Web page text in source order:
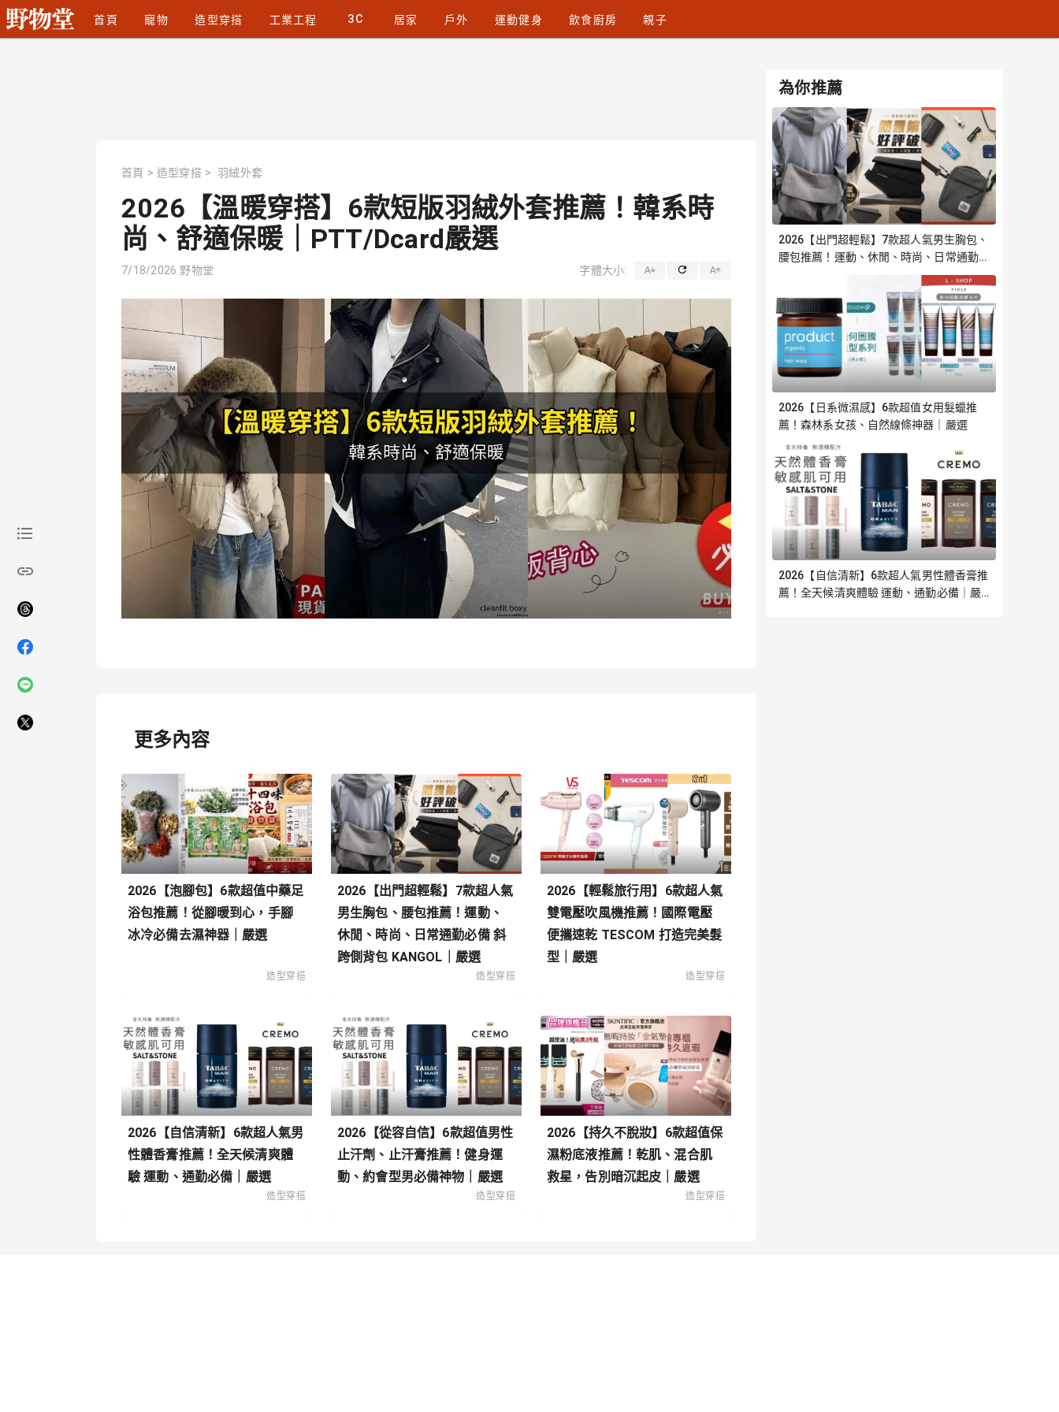
首頁 寵物 造型穿搭 工業工程 3C 居家 戶外 運動健身 飲食廚房 親子
首頁 > 造型穿搭 > 羽絨外套
2026【溫暖穿搭】6款短版羽絨外套推薦！韓系時
尚、舒適保暖｜PTT/Dcard嚴選
7/18/2026 野物堂 字體大小:
更多內容
2026【泡腳包】6款超值中藥足
浴包推薦！從腳暖到心，手腳
冰冷必備去濕神器｜嚴選
造型穿搭
2026【出門超輕鬆】7款超人氣
男生胸包、腰包推薦！運動、
休閒、時尚、日常通勤必備 斜
跨側背包 KANGOL｜嚴選
造型穿搭
2026【輕鬆旅行用】6款超人氣
雙電壓吹風機推薦！國際電壓
便攜速乾 TESCOM 打造完美髮
型｜嚴選
造型穿搭
2026【自信清新】6款超人氣男
性體香膏推薦！全天候清爽體
驗 運動、通勤必備｜嚴選
造型穿搭
2026【從容自信】6款超值男性
止汗劑、止汗膏推薦！健身運
動、約會型男必備神物｜嚴選
造型穿搭
2026【持久不脫妝】6款超值保
濕粉底液推薦！乾肌、混合肌
救星，告別暗沉起皮｜嚴選
造型穿搭
為你推薦
2026【出門超輕鬆】7款超人氣男生胸包、
腰包推薦！運動、休閒、時尚、日常通勤必
備 斜跨側背包 KANGOL｜嚴選
2026【日系微濕感】6款超值女用髮蠟推
薦！森林系女孩、自然線條神器｜嚴選
2026【自信清新】6款超人氣男性體香膏推
薦！全天候清爽體驗 運動、通勤必備｜嚴